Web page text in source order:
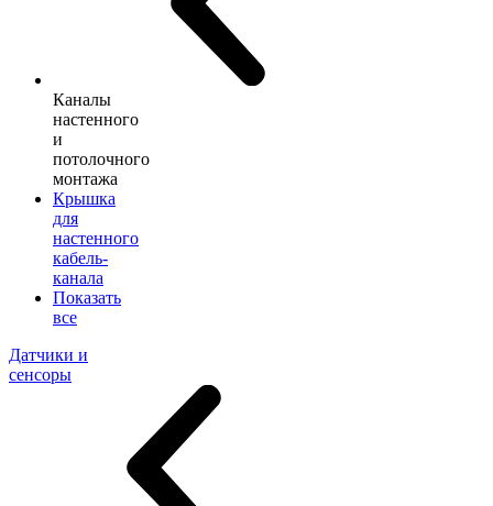
Каналы
настенного
и
потолочного
монтажа
Крышка
для
настенного
кабель-
канала
Показать
все
Датчики и
сенсоры